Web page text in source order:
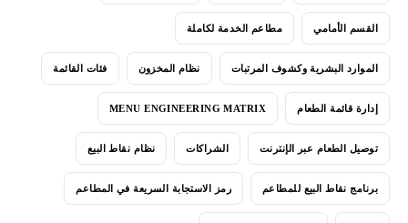
القسم الأمامي مطاعم الخدمة لكاملة
الموارد البشرية وكشوف المرتبات نظام المخزون فئات القائمة
إدارة قائمة الطعام MENU ENGINEERING MATRIX
توصيل الطعام عبر الإنترنت الشراكات نظام نقاط البيع
برنامج نقاط البيع للمطاعم رمز الاستجابة السريعة في المطاعم